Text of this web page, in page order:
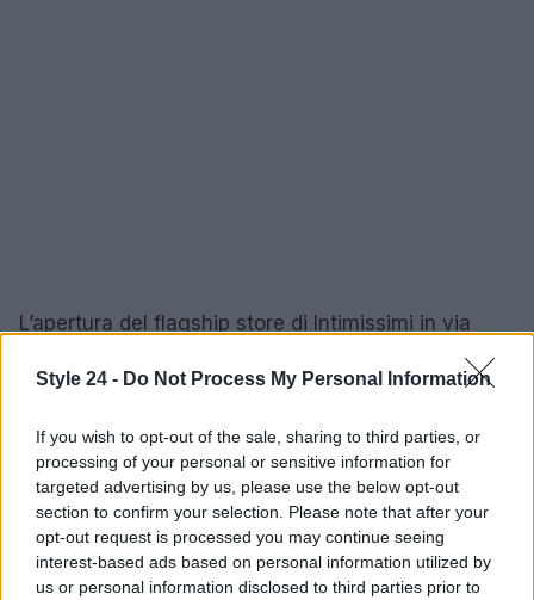
Style 24 - Do Not Process My Personal Information
If you wish to opt-out of the sale, sharing to third parties, or
processing of your personal or sensitive information for
targeted advertising by us, please use the below opt-out
section to confirm your selection. Please note that after your
opt-out request is processed you may continue seeing
interest-based ads based on personal information utilized by
us or personal information disclosed to third parties prior to
L’apertura del flagship store di Intimissimi in via
verso una visione globale del marchio. Sotto la
una rotta che punta a un’espansione
internazionale, mantenendo sempre al centro i
valori di qualità, innovazione e sostenibilità.